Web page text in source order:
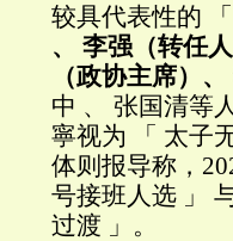
较具代表性的
、 李强（转任
（政协主席）
中 、 张国清等
寧视为 「 太子
体则报导称，
号接班人选 」
过渡 」。